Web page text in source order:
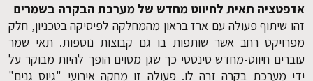
אדפטציה תאית לחיווט מחדש של מערכת הבקרה בשמרים
זהו שיתוף פעולה עם ארז בראון מהמחלקה לפיסיקה בטכניון, חלק
מפרויקט רחב אשר שותפות בו גם קבוצות נוספות. תאי שמר
עוברים חיווט-מחדש סינטטי כך שגן מסוים הופך להיות מבוקר על
ידי מערכת בקרה זרה לו. פעולה זו מחקה אירועי "גיוס גנים"